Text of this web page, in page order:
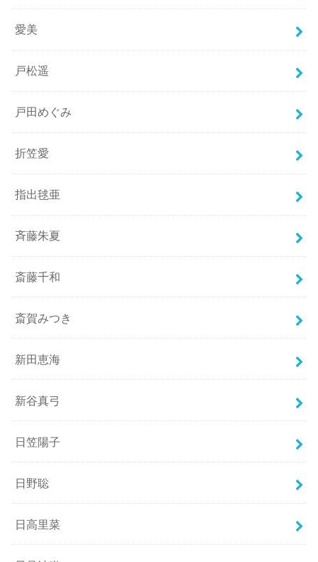
愛美
戸松遥
戸田めぐみ
折笠愛
指出毬亜
斉藤朱夏
斎藤千和
斎賀みつき
新田恵海
新谷真弓
日笠陽子
日野聡
日高里菜